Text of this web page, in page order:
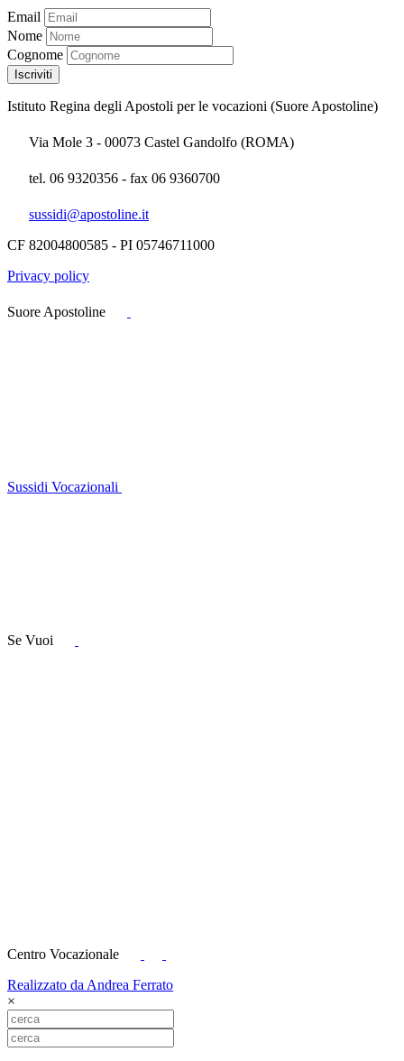
Email
Nome
Cognome
Istituto Regina degli Apostoli per le vocazioni (Suore Apostoline)
Via Mole 3 - 00073 Castel Gandolfo (ROMA)
tel. 06 9320356 - fax 06 9360700
sussidi@apostoline.it
CF 82004800585 - PI 05746711000
Privacy policy
Suore Apostoline
Sussidi Vocazionali
Se Vuoi
Centro Vocazionale
Realizzato da Andrea Ferrato
×